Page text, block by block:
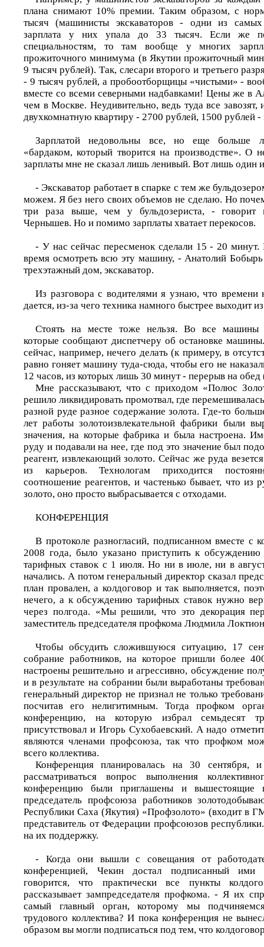
плана снимают 10% премии. Таким образом, с
тысяч (машинисты экскаваторов - одни из самых
зарплата у них упала до 33 тысяч. Если же
специальностям, то там вообще у многих
прожиточного минимума (в Якутии прожиточный
9 тысяч рублей). Так, слесари второго и третьего
- 9 тысяч рублей, а пробоотборщицы «чистыми» -
вместе со всеми северными надбавками! Цены же в
чем в Москве. Неудивительно, ведь туда все завозят,
двухкомнатную квартиру - 2700 рублей, 1500 рублей -
Зарплатой недовольны все, но еще больше
«бардаком, который творится на производстве». О
зарплаты мне не сказал лишь ленивый. Вот лишь один
- Экскаватор работает в спарке с тем же
можем. Я без него своих объемов не сделаю. Но
три раза выше, чем у бульдозериста, - говорит
Чернышев. Но и помимо зарплаты хватает перекосов.
- У нас сейчас пересменок сделали 15 - 20 минут.
время осмотреть всю эту машину, - Анатолий
трехэтажный дом, экскаватор.
Из разговора с водителями я узнаю, что времени
дается, из-за чего техника намного быстрее выходит
Стоять на месте тоже нельзя. Во все машины
которые сообщают диспетчеру об остановке
сейчас, например, нечего делать (к примеру, в
равно гоняет машину туда-сюда, чтобы его не
12 часов, из которых лишь 30 минут - перерыв на
Мне рассказывают, что с приходом «Полюс
решило ликвидировать промотвал, где
разной руде разное содержание золота. Где-то
лет работы золотоизвлекательной фабрики были
значения, на которые фабрика и была настроена.
руду и подавали на нее, где под это значение был
реагент, извлекающий золото. Сейчас же руда
из карьеров. Технологам приходится
соотношение реагентов, и частенько бывает, что из
золото, оно просто выбрасывается с отходами.
КОНФЕРЕНЦИЯ
В протоколе разногласий, подписанном вместе с
2008 года, было указано приступить к
тарифных ставок с 1 июля. Но ни в июле, ни в
начались. А потом генеральный директор сказал
план провален, а колдоговор и так выполняется,
нечего, а к обсуждению тарифных ставок нужно
через полгода. «Мы решили, что это декорация
заместитель председателя профкома Людмила
Чтобы обсудить сложившуюся ситуацию, 17
собрание работников, на которое пришли более
настроены решительно и агрессивно, обсуждение
и в результате на собрании были выработаны
генеральный директор не признал не только
посчитав его нелигитимным. Тогда профком
конференцию, на которую избрал семьдесят
присутствовал и Игорь Сухобаевский. А надо
являются членами профсоюза, так что профком
всего коллектива.
Конференция планировалась на 30
рассматриваться вопрос выполнения
конференцию были приглашены и вышестоящие
председатель профсоюза работников
Республики Саха (Якутия) «Профзолото» (входит в
представитель от Федерации профсоюзов
на их поддержку.
- Когда они вышли с совещания от
конференцией, Чекин достал подписанный ими
говорится, что практически все пункты
рассказывает зампредседателя профкома. - Я их
самый главный орган, которому мы
трудового коллектива? И пока конференция не
образом вы могли подписаться под тем, что